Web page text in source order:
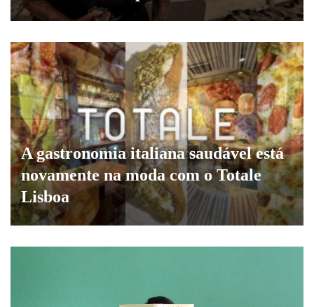
A gastronomia italiana saudável está
novamente na moda com o Totale
Lisboa